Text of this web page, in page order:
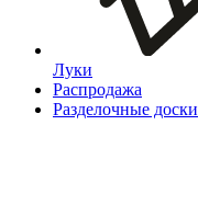
Луки
Распродажа
Разделочные доски